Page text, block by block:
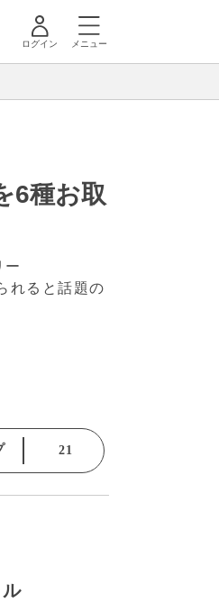
ログイン メニュー
6種お取
ー
れると話題の
21